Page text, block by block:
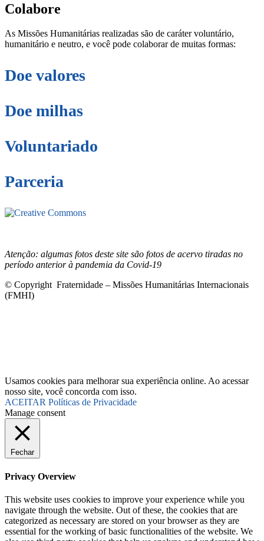
Colabore
As Missões Humanitárias realizadas são de caráter voluntário,
humanitário e neutro, e você pode colaborar de muitas formas:
Doe valores
Doe milhas
Voluntariado
Parceria
Atenção: algumas fotos deste site são fotos de acervo tiradas no
período anterior à pandemia da Covid-19
© Copyright Fraternidade – Missões Humanitárias Internacionais
(FMHI)
Usamos cookies para melhorar sua experiência online. Ao acessar
nosso site, você concorda com isso.
ACEITAR Políticas de Privacidade
Manage consent
Fechar
Privacy Overview
This website uses cookies to improve your experience while you
navigate through the website. Out of these, the cookies that are
categorized as necessary are stored on your browser as they are
essential for the working of basic functionalities of the website. We